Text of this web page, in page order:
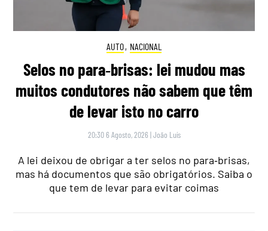
AUTO, NACIONAL
Selos no para‑brisas: lei mudou mas
muitos condutores não sabem que têm
de levar isto no carro
20:30 6 Agosto, 2026 |João Luís
A lei deixou de obrigar a ter selos no para‑brisas,
mas há documentos que são obrigatórios. Saiba o
que tem de levar para evitar coimas